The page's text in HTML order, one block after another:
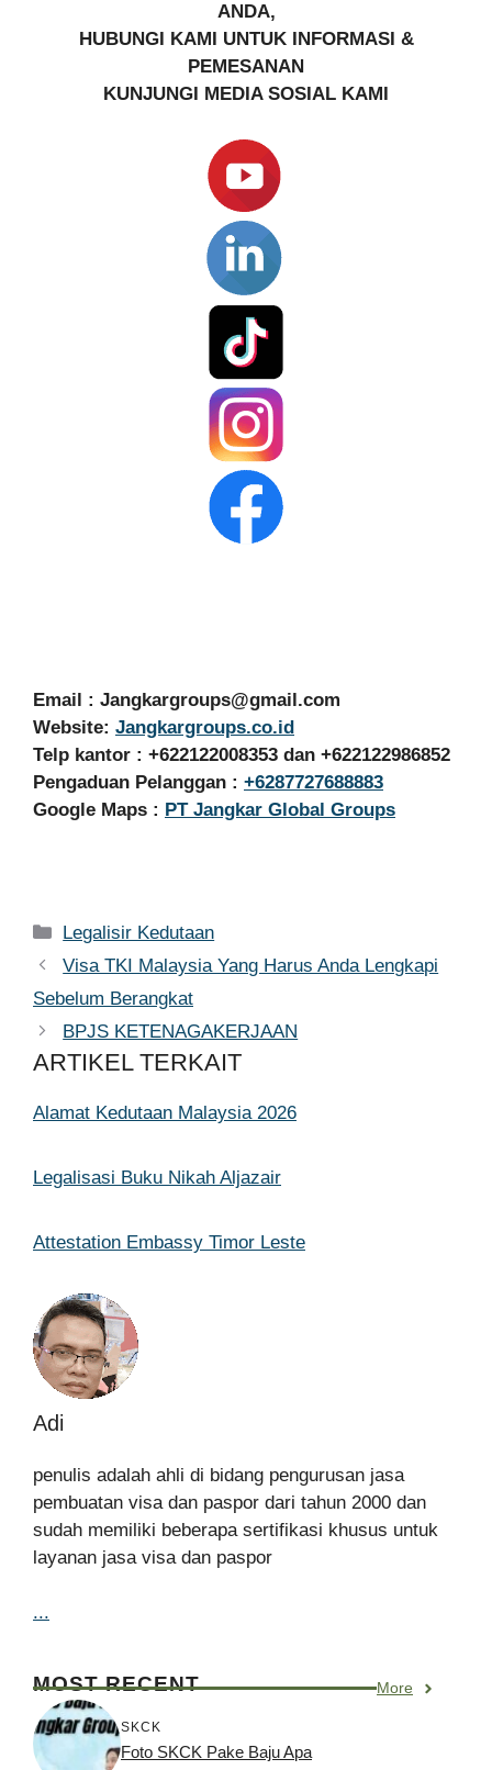
ANDA,
HUBUNGI KAMI UNTUK INFORMASI &
PEMESANAN
KUNJUNGI MEDIA SOSIAL KAMI
Email : Jangkargroups@gmail.com
Website: Jangkargroups.co.id
Telp kantor : +622122008353 dan +622122986852
Pengaduan Pelanggan : +6287727688883
Google Maps : PT Jangkar Global Groups
Kategori
Legalisir Kedutaan
Visa TKI Malaysia Yang Harus Anda Lengkapi
Sebelum Berangkat
BPJS KETENAGAKERJAAN
ARTIKEL TERKAIT
Alamat Kedutaan Malaysia 2026
Legalisasi Buku Nikah Aljazair
Attestation Embassy Timor Leste
Adi
penulis adalah ahli di bidang pengurusan jasa
pembuatan visa dan paspor dari tahun 2000 dan
sudah memiliki beberapa sertifikasi khusus untuk
layanan jasa visa dan paspor
...
MOST RECENT More
SKCK
Foto SKCK Pake Baju Apa